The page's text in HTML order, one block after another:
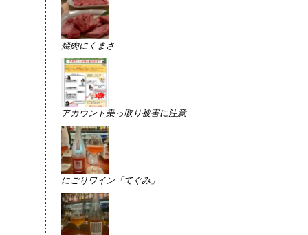
焼肉にくまさ
アカウント乗っ取り被害に注意
にごりワイン「てぐみ」